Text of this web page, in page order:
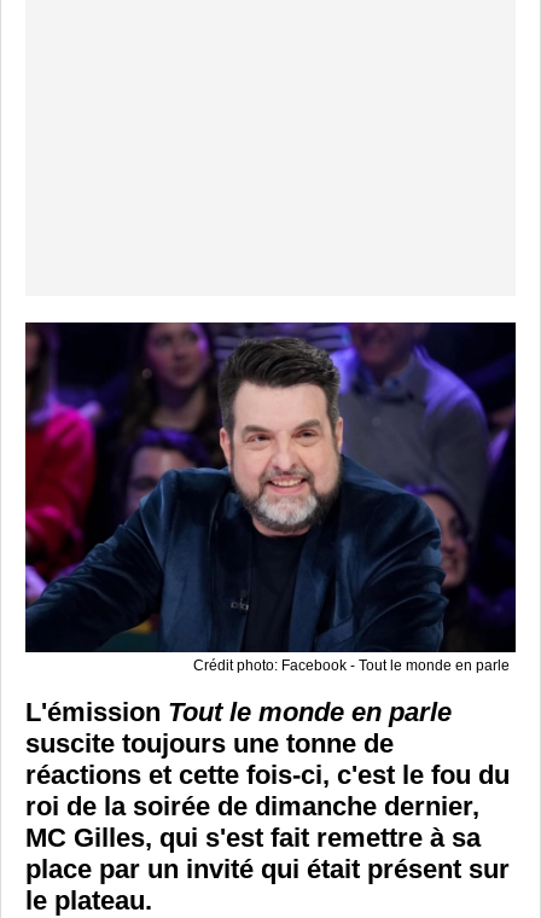
Crédit photo: Facebook - Tout le monde en parle
L'émission Tout le monde en parle
suscite toujours une tonne de
réactions et cette fois-ci, c'est le fou du
roi de la soirée de dimanche dernier,
MC Gilles, qui s'est fait remettre à sa
place par un invité qui était présent sur
le plateau.